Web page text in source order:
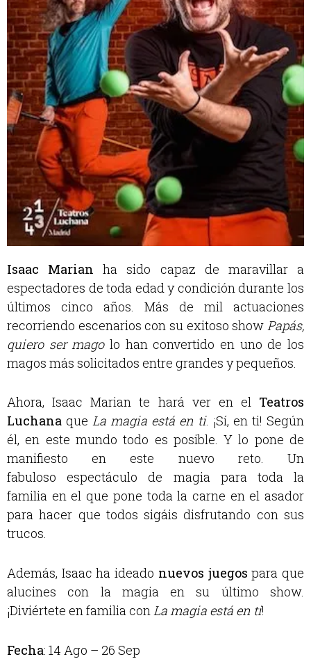
Isaac Marian ha sido capaz de maravillar a
espectadores de toda edad y condición durante los
últimos cinco años. Más de mil actuaciones
recorriendo escenarios con su exitoso show Papás,
quiero ser magolo han convertido en uno de los
magos más solicitados entre grandes y pequeños.
Ahora, Isaac Marian te hará ver en el Teatros
Luchana que La magia está en ti. ¡Sí, en ti! Según
él, en este mundo todo es posible. Y lo pone de
manifiesto en este nuevo reto. Un
fabulosoespectáculo de magia para toda la
familia en el que pone toda la carne en el asador
para hacer que todos sigáis disfrutando con sus
trucos.
Además, Isaac ha ideado nuevos juegos para que
alucines con la magia en su último show.
¡Diviértete en familia conLa magia está en ti!
Fecha: 14 Ago – 26 Sep